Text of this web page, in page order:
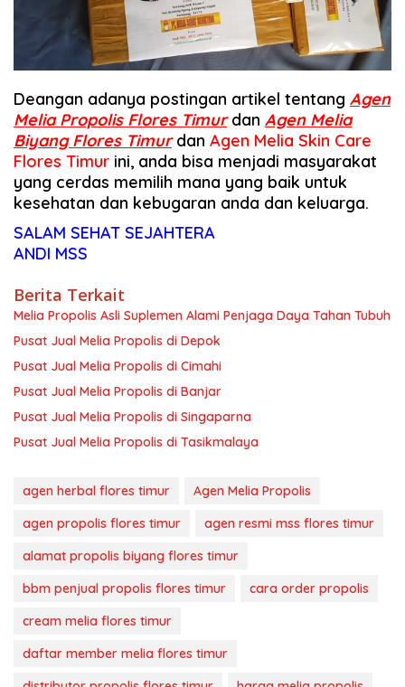
Deangan adanya postingan artikel tentang Agen
Melia Propolis Flores Timurdan Agen Melia
Biyang Flores Timurdan Agen Melia Skin Care
Flores Timur ini, anda bisa menjadi masyarakat
yang cerdas memilih mana yang baik untuk
kesehatan dan kebugaran anda dan keluarga.
SALAM SEHAT SEJAHTERA
ANDI MSS
Berita Terkait
Melia Propolis Asli Suplemen Alami Penjaga Daya Tahan Tubuh
Pusat Jual Melia Propolis di Depok
Pusat Jual Melia Propolis di Cimahi
Pusat Jual Melia Propolis di Banjar
Pusat Jual Melia Propolis di Singaparna
Pusat Jual Melia Propolis di Tasikmalaya
agen herbal flores timur
Agen Melia Propolis
agen propolis flores timur
agen resmi mss flores timur
alamat propolis biyang flores timur
bbm penjual propolis flores timur
cara order propolis
cream melia flores timur
daftar member melia flores timur